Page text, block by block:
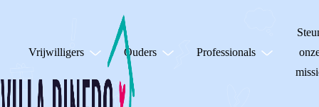
Vrijwilligers Ouders Professionals